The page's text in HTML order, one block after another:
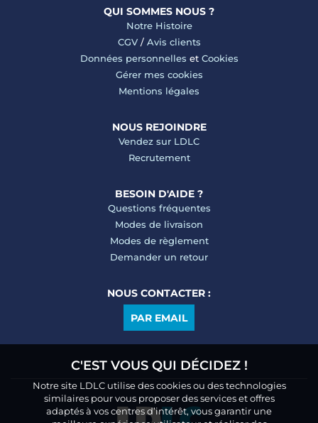
QUI SOMMES NOUS ?
Notre Histoire
CGV/ Avis clients
Données personnelles et Cookies
Gérer mes cookies
Mentions légales
NOUS REJOINDRE
Vendez sur LDLC
Recrutement
BESOIN D'AIDE ?
Questions fréquentes
Modes de livraison
Modes de règlement
Demander un retour
NOUS CONTACTER :
PAR EMAIL
C'EST VOUS QUI DÉCIDEZ !
Notre site LDLC utilise des cookies ou des technologies
similaires pour vous proposer des services et offres
adaptés à vos centres d’intérêt, vous garantir une